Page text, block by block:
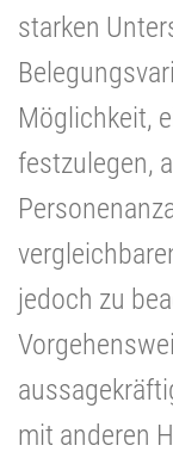
starken
Möglichkeit,
festzulegen,
jedoch zu
mit anderen